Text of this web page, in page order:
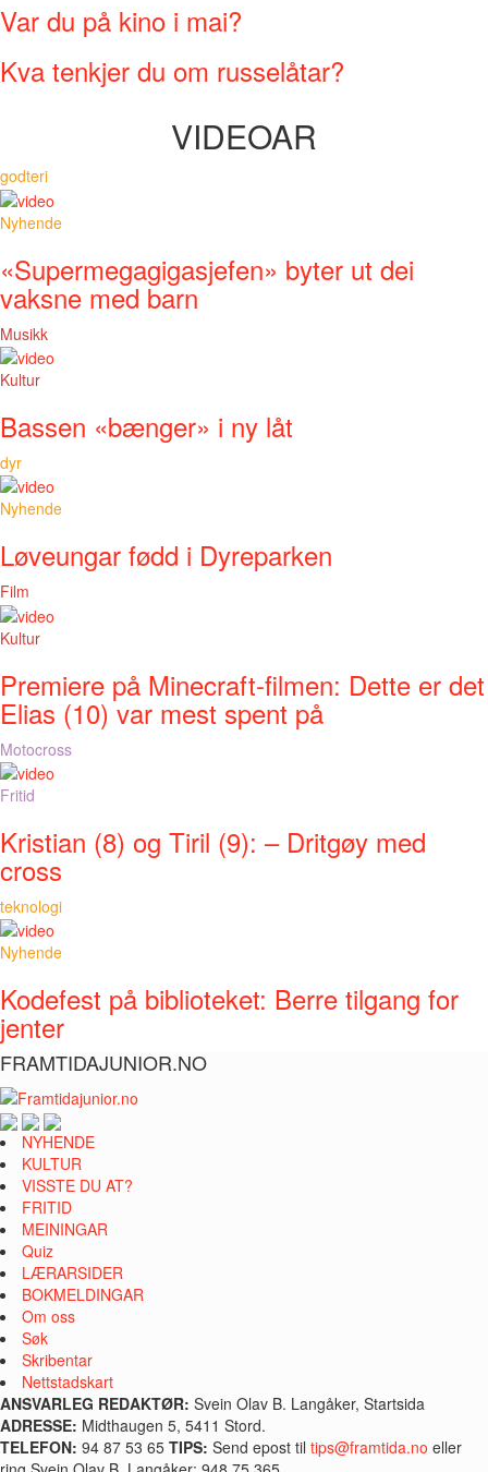
Var du på kino i mai?
Kva tenkjer du om russelåtar?
VIDEOAR
godteri
Nyhende
«Supermegagigasjefen» byter ut dei
vaksne med barn
Musikk
Kultur
Bassen «bænger» i ny låt
dyr
Nyhende
Løveungar fødd i Dyreparken
Film
Kultur
Premiere på Minecraft-filmen: Dette er det
Elias (10) var mest spent på
Motocross
Fritid
Kristian (8) og Tiril (9): – Dritgøy med
cross
teknologi
Nyhende
Kodefest på biblioteket: Berre tilgang for
jenter
FRAMTIDAJUNIOR.NO
NYHENDE
KULTUR
VISSTE DU AT?
FRITID
MEININGAR
Quiz
LÆRARSIDER
BOKMELDINGAR
Om oss
Søk
Skribentar
Nettstadskart
ANSVARLEG REDAKTØR: Svein Olav B. Langåker, Startsida
ADRESSE: Midthaugen 5, 5411 Stord.
TELEFON: 94 87 53 65 TIPS: Send epost til tips@framtida.no eller